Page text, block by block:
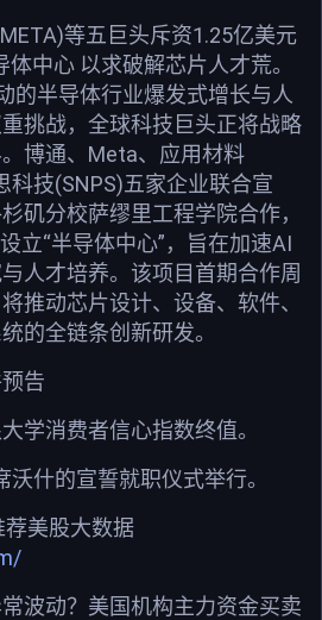
等五巨头斥资1.25亿美元
中心 以求破解芯片人才荒。
的半导体行业爆发式增长与人
挑战，全球科技巨头正将战略
博通、Meta、应用材料
科技(SNPS)五家企业联合宣
矶分校萨缪里工程学院合作，
立“半导体中心”，旨在加速AI
人才培养。该项目首期合作周
推动芯片设计、设备、软件、
的全链条创新研发。
告
学消费者信心指数终值。
什的宣誓就职仪式举行。
荐美股大数据
波动？美国机构主力资金买卖